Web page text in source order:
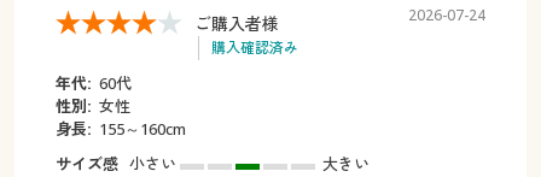
ご購入者様
購入確認済み
2026-07-24
年代: 60代
性別: 女性
身長: 155～160cm
サイズ感 小さい
大きい